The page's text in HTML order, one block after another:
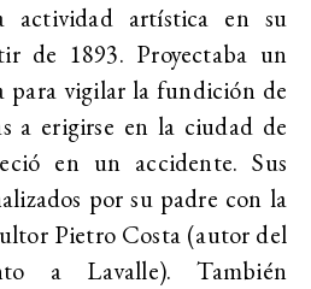
actividad artística en su
de 1893. Proyectaba un
para vigilar la fundición de
a erigirse en la ciudad de
en un accidente. Sus
por su padre con la
Pietro Costa (autor del
a Lavalle). También